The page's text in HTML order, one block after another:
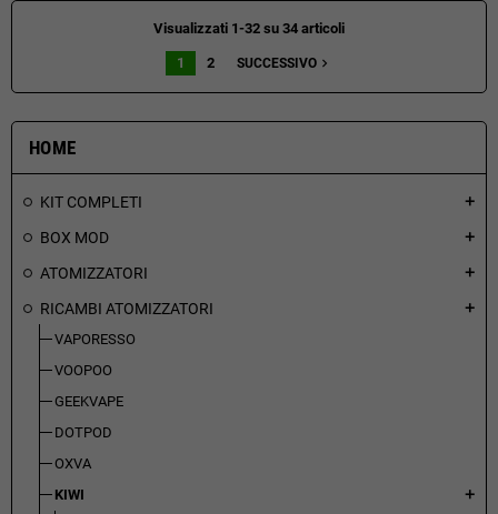
HOME
KIT COMPLETI add
BOX MOD add
ATOMIZZATORI add
RICAMBI ATOMIZZATORI add
VAPORESSO
VOOPOO
GEEKVAPE
DOTPOD
OXVA
KIWI
add
Visualizzati 1-32 su 34 articoli
1 2 SUCCESSIVO navigate_next